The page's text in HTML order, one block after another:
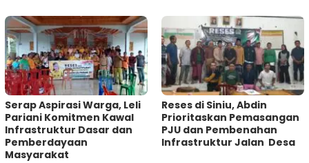
Serap Aspirasi Warga, Leli
Pariani Komitmen Kawal
Infrastruktur Dasar dan
Pemberdayaan
Masyarakat
Reses di Siniu, Abdin
Prioritaskan Pemasangan
PJU dan Pembenahan
Infrastruktur Jalan Desa